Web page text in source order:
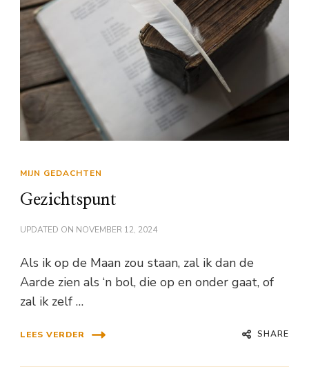
MIJN GEDACHTEN
Gezichtspunt
UPDATED ON NOVEMBER 12, 2024
Als ik op de Maan zou staan, zal ik dan de
Aarde zien als ‘n bol, die op en onder gaat, of
zal ik zelf …
LEES VERDER SHARE